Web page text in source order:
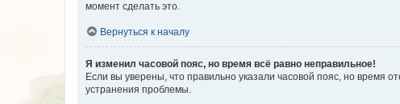
момент сделать это.
Вернуться к началу
Я изменил часовой пояс, но время всё равно неправильное!
Если вы уверены, что правильно указали часовой пояс, но время
устранения проблемы.